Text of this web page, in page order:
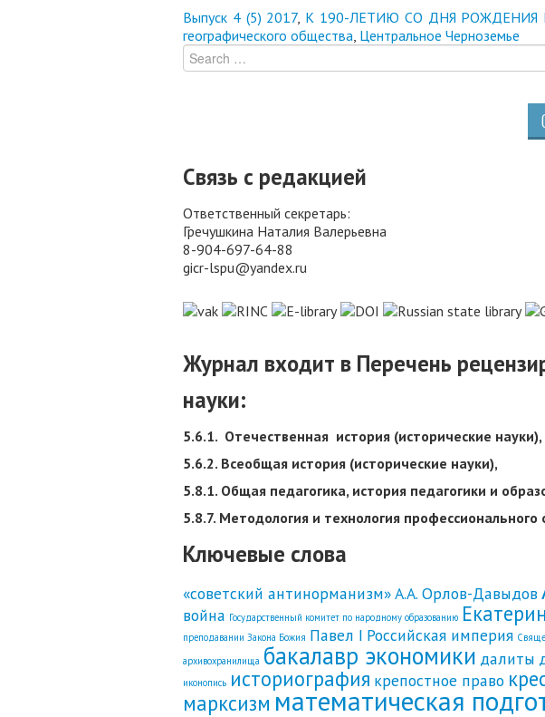
Выпуск 4 (5) 2017, К 190-ЛЕТИЮ СО ДНЯ РОЖДЕНИЯ
географического общества, Центральное Черноземье
Связь с редакцией
Ответственный секретарь:
Гречушкина Наталия Валерьевна
8-904-697-64-88
gicr-lspu@yandex.ru
Журнал входит в Перечень
науки:
5.6.1. Отечественная история (исторические науки),
5.6.2. Всеобщая история (исторические науки),
5.8.1. Общая педагогика, история педагогики и
5.8.7. Методология и технология профессионального
Ключевые слова
«советский антинорманизм»А.А. Орлов-Давыдов
война Государственный комитет по народному образованию
преподавании Закона Божия Павел I Российская империя
архивохранилища бакалавр экономики далиты
иконопись историография крепостное право
марксизм математическая